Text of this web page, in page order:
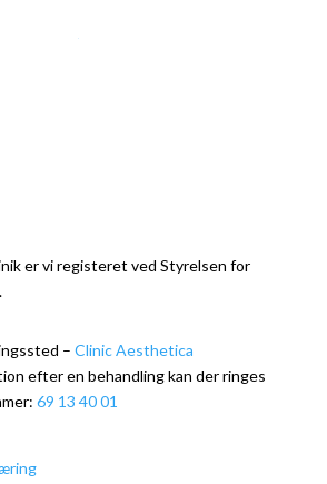
er vi registeret ved Styrelsen for
– Clinic Aesthetica
efter en behandling kan der ringes
69 13 40 01